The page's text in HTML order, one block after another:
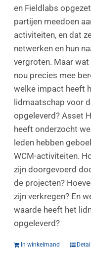
en Fieldlabs
partijen meedoen
activiteiten, en dat
netwerken en hun
vergroten. Maar
nou precies mee
welke impact heeft
lidmaatschap voor
opgeleverd? Asset
heeft onderzocht
leden hebben
WCM-activiteiten.
zijn doorgevoerd
de projecten?
zijn verkregen? En
waarde heeft het
opgeleverd?
In winkelmand